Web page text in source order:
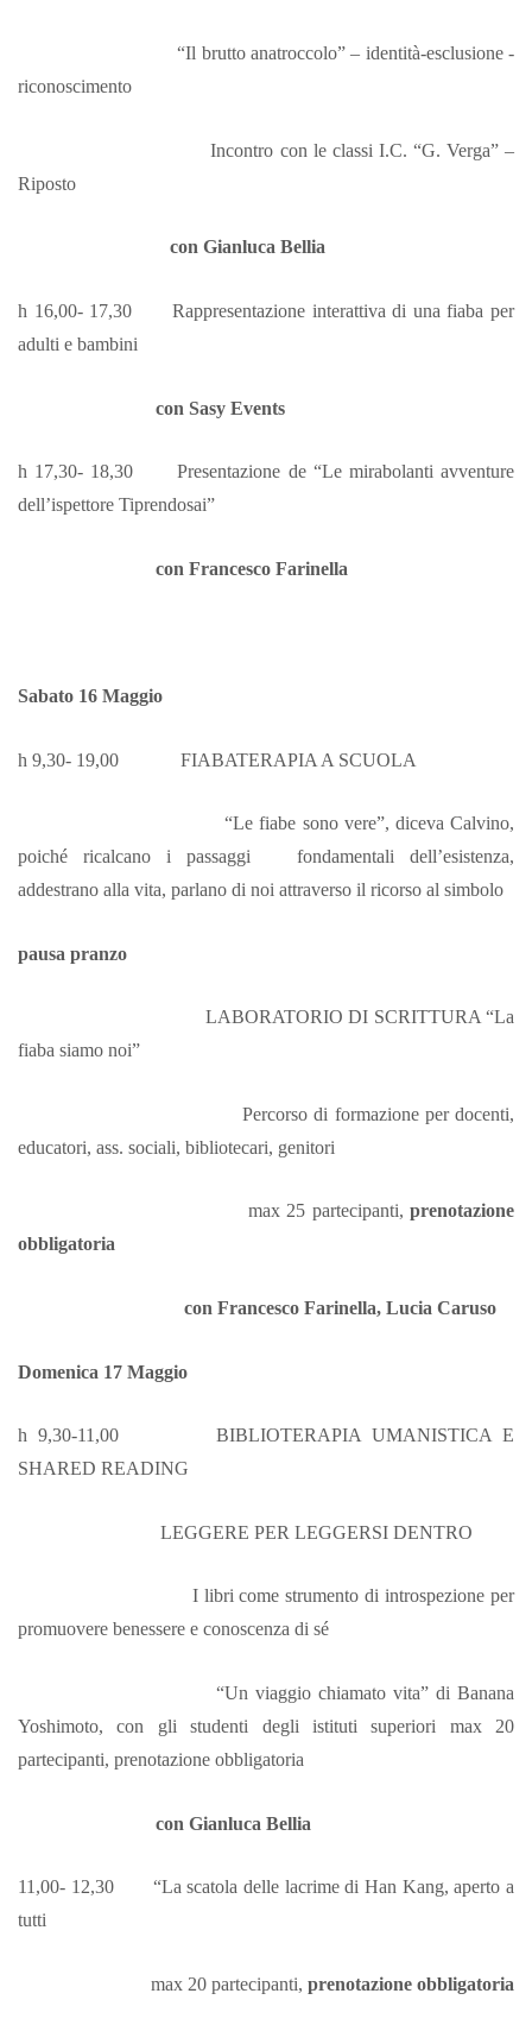
“Il brutto anatroccolo” – identità-esclusione -
riconoscimento
Incontro con le classi I.C. “G. Verga” –
Riposto
con Gianluca Bellia
h 16,00- 17,30 Rappresentazione interattiva di una fiaba per
adulti e bambini
con Sasy Events
h 17,30- 18,30 Presentazione de “Le mirabolanti avventure
dell’ispettore Tiprendosai”
con Francesco Farinella
Sabato 16 Maggio
h 9,30- 19,00 FIABATERAPIA A SCUOLA
“Le fiabe sono vere”, diceva Calvino,
poiché ricalcano i passaggi fondamentali dell’esistenza,
addestrano alla vita, parlano di noi attraverso il ricorso al simbolo
pausa pranzo
LABORATORIO DI SCRITTURA “La
fiaba siamo noi”
Percorso di formazione per docenti,
educatori, ass. sociali, bibliotecari, genitori
max 25 partecipanti, prenotazione
obbligatoria
con Francesco Farinella, Lucia Caruso
Domenica 17 Maggio
h 9,30-11,00 BIBLIOTERAPIA UMANISTICA E
SHARED READING
LEGGERE PER LEGGERSI DENTRO
I libri come strumento di introspezione per
promuovere benessere e conoscenza di sé
“Un viaggio chiamato vita” di Banana
Yoshimoto, con gli studenti degli istituti superiori max 20
partecipanti, prenotazione obbligatoria
con Gianluca Bellia
11,00- 12,30 “La scatola delle lacrime di Han Kang, aperto a
tutti
max 20 partecipanti, prenotazione obbligatoria